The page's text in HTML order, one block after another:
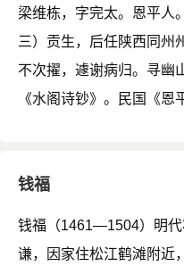
梁维栋，字完太。恩平人
三）贡生，后任陕西同州
不次擢，遽谢病归。寻幽
《水阁诗钞》。民国《恩
钱福
钱福（1461—1504）明代
谦，因家住松江鹤滩附近